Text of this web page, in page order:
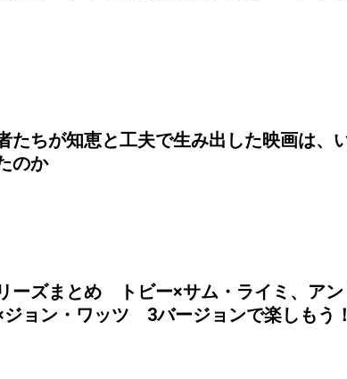
たちが知恵と工夫で生み出した映画は、
のか
ーズまとめ トビー×サム・ライミ、ア
ョン・ワッツ 3バージョンで楽しもう！